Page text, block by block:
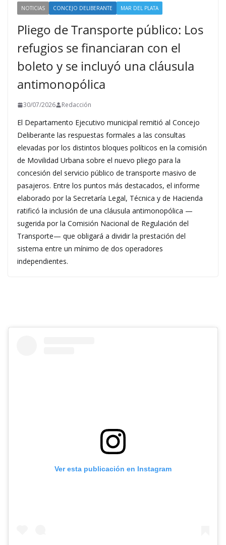
NOTICIAS CONCEJO DELIBERANTE MAR DEL PLATA
Pliego de Transporte público: Los
refugios se financiaran con el
boleto y se incluyó una cláusula
antimonopólica
30/07/2026 Redacción
El Departamento Ejecutivo municipal remitió al Concejo
Deliberante las respuestas formales a las consultas
elevadas por los distintos bloques políticos en la comisión
de Movilidad Urbana sobre el nuevo pliego para la
concesión del servicio público de transporte masivo de
pasajeros. Entre los puntos más destacados, el informe
elaborado por la Secretaría Legal, Técnica y de Hacienda
ratificó la inclusión de una cláusula antimonopólica —
sugerida por la Comisión Nacional de Regulación del
Transporte— que obligará a dividir la prestación del
sistema entre un mínimo de dos operadores
independientes.
Ver esta publicación en Instagram